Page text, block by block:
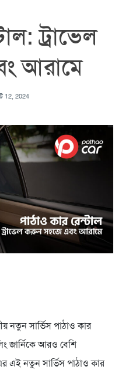
ট্রাভেল
আরামে
12, 2024
নতুন সার্ভিস পাঠাও কার
জার্নিকে আরও বেশি
এই নতুন সার্ভিস পাঠাও কার